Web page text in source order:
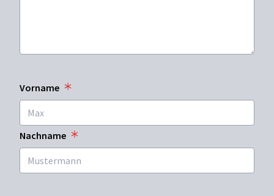
Vorname
Nachname